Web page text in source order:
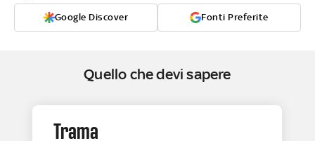
Google Discover Fonti Preferite
Quello che devi sapere
Trama